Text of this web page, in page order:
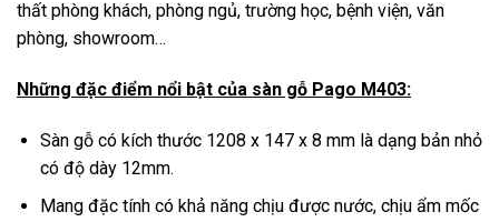
thất phòng khách, phòng ngủ, trường học, bệnh viện, văn
phòng, showroom…
Những đặc điểm nổi bật của sàn gỗ Pago M403:
Sàn gỗ có kích thước 1208 x 147 x 8 mm là dạng bản nhỏ
có độ dày 12mm.
Mang đặc tính có khả năng chịu được nước, chịu ẩm mốc